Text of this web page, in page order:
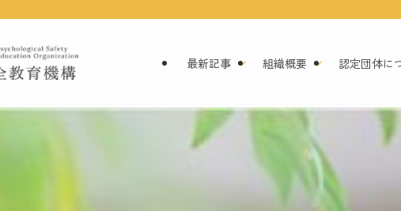
最新記事 組織概要 認定団体に